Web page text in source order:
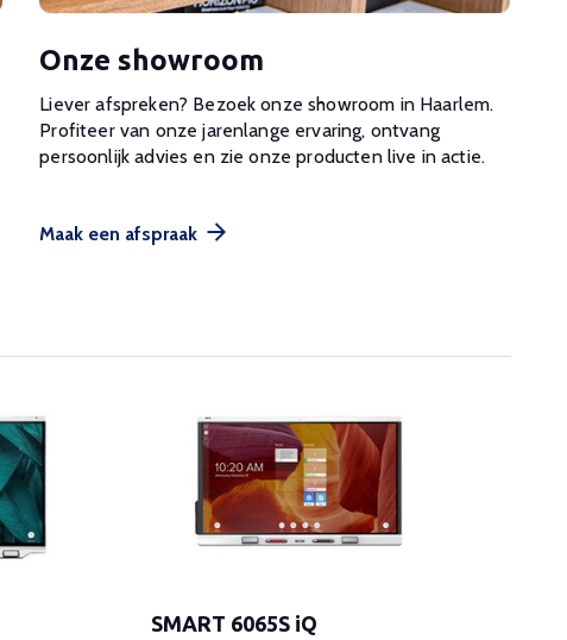
Onze showroom
Liever afspreken? Bezoek onze showroom in Haarlem.
Profiteer van onze jarenlange ervaring, ontvang
persoonlijk advies en zie onze producten live in actie.
Maak een afspraak
SMART 6065S iQ